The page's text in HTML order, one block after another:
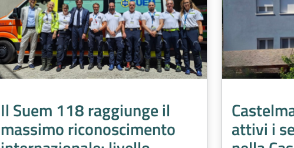
Oncologia
Operatori Socio Sanitari OSS
Percorso Diagnostico Terapeutico Assistenziale
Prenotazioni
Presidi Territoriali
Servizi Distrettuali
Servizi Online Sport
Vaccinazioni
Vaccini Interaziendale
Il Suem 118 raggiunge il
massimo riconoscimento attivi i